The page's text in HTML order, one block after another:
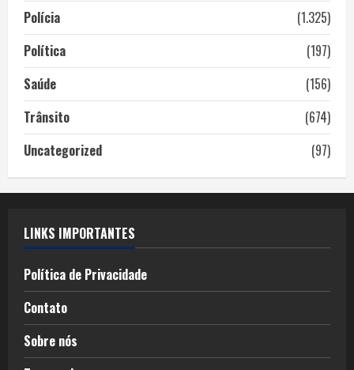
Polícia
(1.325)
Política
(197)
Saúde
(156)
Trânsito
(674)
Uncategorized
(97)
LINKS IMPORTANTES
Política de Privacidade
Contato
Sobre nós